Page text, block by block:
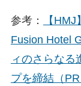
参考：
【
Fusion Hotel
ィのさらなる
プを締結（PR